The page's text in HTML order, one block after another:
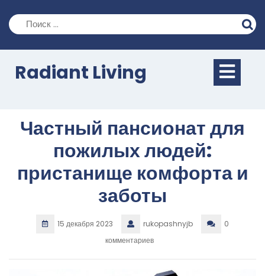
содержимому
Radiant Living
Частный пансионат для
пожилых людей:
пристанище комфорта и
заботы
15 декабря 2023 rukopashnyjb
0
комментариев